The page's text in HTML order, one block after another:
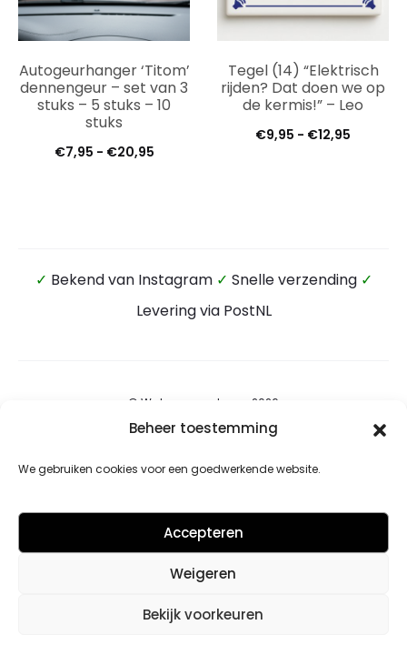
Beheer toestemming
We gebruiken cookies voor een goedwerkende website.
Accepteren
Weigeren
Bekijk voorkeuren
Autogeurhanger ‘Titom’
dennengeur – set van 3
stuks – 5 stuks – 10
stuks
€7,95 - €20,95Prijsklasse:
Tegel (14) “Elektrisch
rijden? Dat doen we op
de kermis!” – Leo
€9,95 - €12,95
✓ Bekend van Instagram ✓ Snelle verzending ✓
Levering via PostNL
© Wateensound.com 2026
Retourbeleid